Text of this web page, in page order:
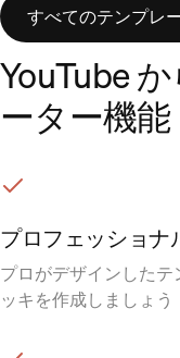
すべてのテンプレ
YouTube
ーター機能
プロフェッショ
プロがデザインした
ッキを作成しましょう